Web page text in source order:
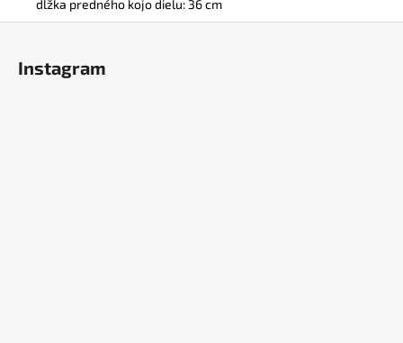
dĺžka predného kojo dielu: 36 cm
Instagram